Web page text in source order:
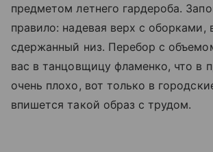
предметом летнего гардероба.
правило: надевая верх с оборками,
сдержанный низ. Перебор с
вас в танцовщицу фламенко, что в
очень плохо, вот только в
впишется такой образ с трудом.